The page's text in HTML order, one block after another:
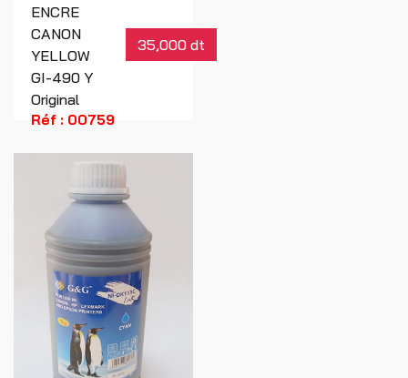
ENCRE
CANON
YELLOW
GI-490 Y
Original
35,000 dt
Réf : 00759